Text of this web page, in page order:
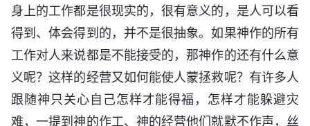
身上的工作都是很现实的，很有意义的，是人可以看
得到、体会得到的，并不是很抽象。如果神作的所有
工作对人来说都是不能接受的，那神作的还有什么意
义呢？这样的经营又如何能使人蒙拯救呢？有许多人
跟随神只关心自己怎样才能得福，怎样才能躲避灾
难，一提到神的作工、神的经营他们就默不作声，丝